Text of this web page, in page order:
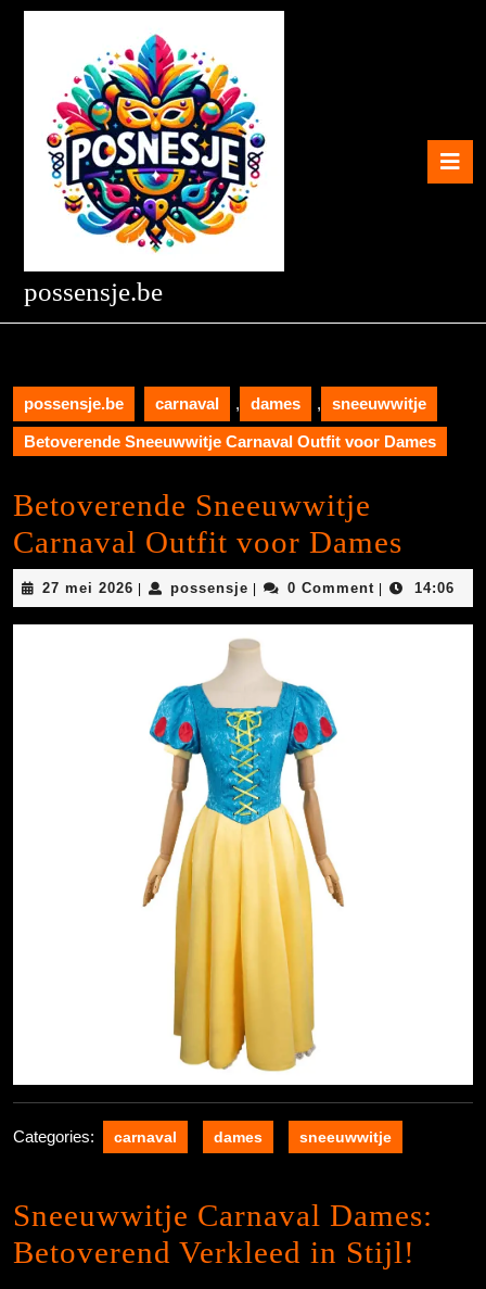
Skip
possensje.be
possensje.be carnaval , dames , sneeuwwitje
Betoverende Sneeuwwitje Carnaval Outfit voor Dames
Betoverende Sneeuwwitje
Carnaval Outfit voor Dames
27 mei 2026 27
mei
2026
possensje possensje0 Comment 14:06
Categories: carnaval dames sneeuwwitje
Sneeuwwitje Carnaval Dames:
Betoverend Verkleed in Stijl!